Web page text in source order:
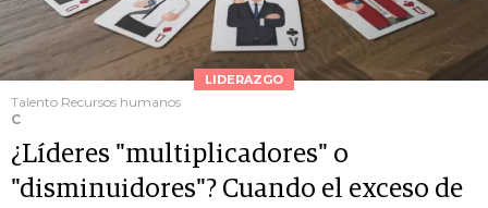
LIDERAZGO
Talento Recursos humanos
C
¿Líderes "multiplicadores" o
"disminuidores"? Cuando el exceso de